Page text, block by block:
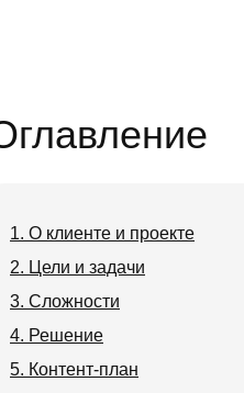
1. О клиенте и проекте
2. Цели и задачи
3. Сложности
4. Решение
5. Контент-план